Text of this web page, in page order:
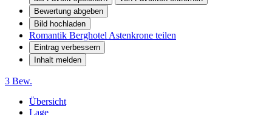
Bewertung abgeben
Bild hochladen
Romantik Berghotel Astenkrone teilen
Eintrag verbessern
Inhalt melden
3 Bew.
Übersicht
Lage